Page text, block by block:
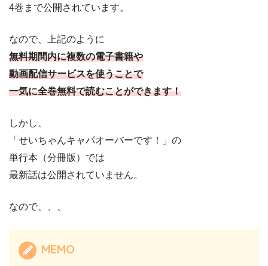
4巻まで公開されています。
なので、上記のように
無料期間内に複数の電子書籍や
動画配信サービスを使うことで
一気に全巻無料で読むことができます！
しかし、
「せいちゃんキャパオーバーです！」の
単行本（分冊版）では
最新話は公開されていません。
なので、、、
MEMO